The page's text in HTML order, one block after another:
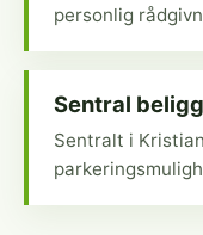
personlig
Sentral
Sentralt i